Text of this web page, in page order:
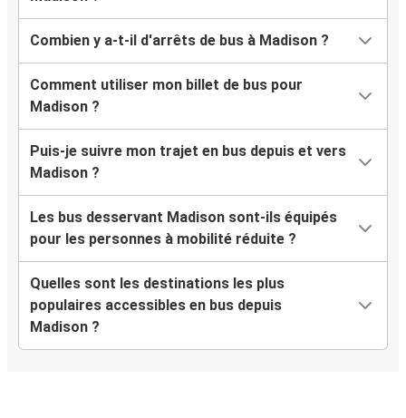
Combien y a-t-il d'arrêts de bus à Madison ?
Comment utiliser mon billet de bus pour
Madison ?
Puis-je suivre mon trajet en bus depuis et vers
Madison ?
Les bus desservant Madison sont-ils équipés
pour les personnes à mobilité réduite ?
Quelles sont les destinations les plus
populaires accessibles en bus depuis
Madison ?